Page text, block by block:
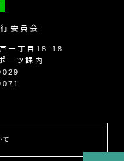
委員会
一丁目18-18
ーツ課内
て